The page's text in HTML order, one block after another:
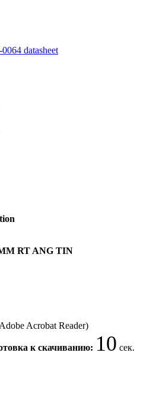
datasheet
RT ANG TIN
Acrobat Reader)
к скачиванию: 10 сек.